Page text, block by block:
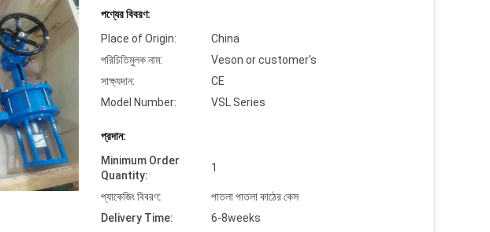
পণ্যের বিবরণ:
Place of Origin:
China
পরিচিতিমুলক নাম:
Veson or customer's
সাক্ষ্যদান:
CE
Model Number:
VSL Series
প্রদান:
Minimum Order
Quantity:
1
প্যাকেজিং বিবরণ:
পাতলা পাতলা কাঠের কেস
Delivery Time:
6-8weeks